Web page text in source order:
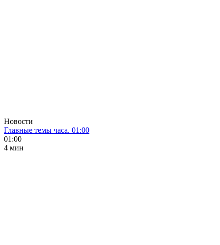
Новости
Главные темы часа. 01:00
01:00
4 мин